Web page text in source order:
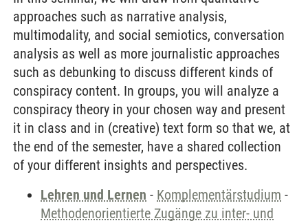
approaches such as narrative analysis,
multimodality, and social semiotics, conversation
analysis as well as more journalistic approaches
such as debunking to discuss different kinds of
conspiracy content. In groups, you will analyze a
conspiracy theory in your chosen way and present
it in class and in (creative) text form so that we, at
the end of the semester, have a shared collection
of your different insights and perspectives.
Lehren und Lernen - Komplementärstudium -
Methodenorientierte Zugänge zu inter- und